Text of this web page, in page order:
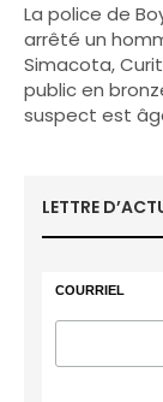
La police de
arrêté un
Simacota,
public en
suspect est
LETTRE
COURRIEL